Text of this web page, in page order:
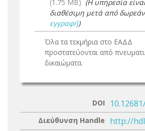
(1.75 MB) (Η υπηρεσία
διαθέσιμη μετά από δωρεάν
εγγραφή)
Όλα τα τεκμήρια στο ΕΑΔΔ
προστατεύονται από
δικαιώματα.
DOI
Διεύθυνση Handle http://